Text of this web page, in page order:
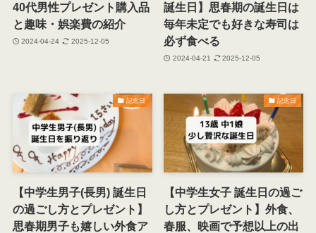
40代男性プレゼント購入品
と趣味・娯楽費の紹介
2024-04-24 2025-12-05
誕生日】思春期の誕生日は
毎年未定でも好きな寿司は
必ず食べる
2024-04-21 2025-12-05
記念日
【中学生男子(長男) 誕生日
の過ごし方とプレゼント】
思春期男子も嬉しい外食ア
記念日
【中学生女子 誕生日の過ご
し方とプレゼント】外食、
春服、映画で予想以上の出